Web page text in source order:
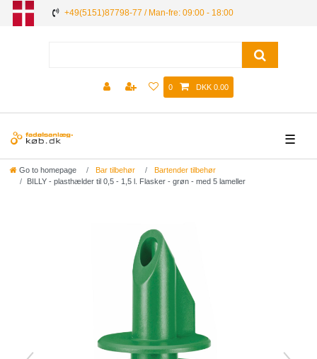
+49(5151)87798-77 / Man-fre: 09:00 - 18:00
0 DKK 0.00
☰
Go to homepage Bar tilbehør
Bartender tilbehør
BILLY - plasthælder til 0,5 - 1,5 l. Flasker - grøn - med 5 lameller